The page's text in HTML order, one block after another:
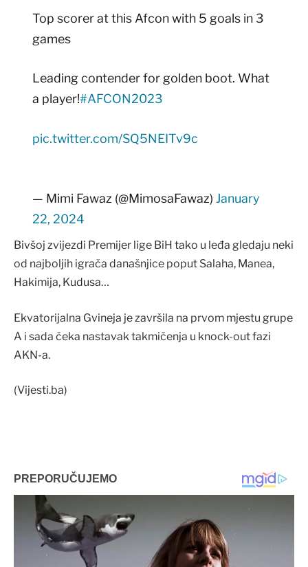
Top scorer at this Afcon with 5 goals in 3
games
Leading contender for golden boot. What
a player!#AFCON2023
pic.twitter.com/SQ5NEITv9c
— Mimi Fawaz (@MimosaFawaz) January
22, 2024
Bivšoj zvijezdi Premijer lige BiH tako u leđa gledaju neki
od najboljih igrača današnjice poput Salaha, Manea,
Hakimija, Kudusa…
Ekvatorijalna Gvineja je završila na prvom mjestu grupe
A i sada čeka nastavak takmičenja u knock-out fazi
AKN-a.
(Vijesti.ba)